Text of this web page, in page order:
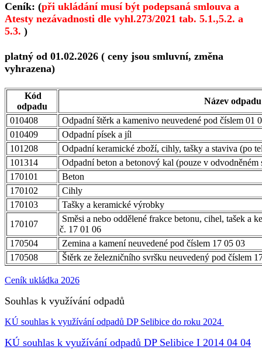
Ceník: (při ukládání musí být podepsaná smlouva a
Atesty nezávadnosti dle vyhl.273/2021 tab. 5.1.,5.2. a
5.3. )
platný od 01.02.2026 ( ceny jsou smluvní, změna
vyhrazena)
Kód
odpadu
Název odpadu
010408
Odpadní štěrk a kamenivo neuvedené pod číslem 01
010409
Odpadní písek a jíl
101208
Odpadní keramické zboží, cihly, tašky a staviva (po
101314
Odpadní beton a betonový kal (pouze v odvodněném
170101
Beton
170102
Cihly
170103
Tašky a keramické výrobky
170107
Směsi a nebo oddělené frakce betonu, cihel, tašek a
č. 17 01 06
170504
Zemina a kamení neuvedené pod číslem 17 05 03
170508
Štěrk ze železničního svršku neuvedený pod číslem
Ceník ukládka 2026
Souhlas k využívání odpadů
KÚ souhlas k využívání odpadů DP Selibice do roku 2024
KÚ souhlas k využívání odpadů DP Selibice I 2014 04 04